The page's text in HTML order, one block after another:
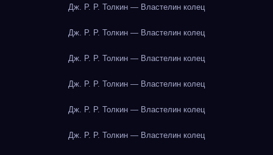
Дж. Р. Р. Толкин — Властелин колец
Дж. Р. Р. Толкин — Властелин колец
Дж. Р. Р. Толкин — Властелин колец
Дж. Р. Р. Толкин — Властелин колец
Дж. Р. Р. Толкин — Властелин колец
Дж. Р. Р. Толкин — Властелин колец